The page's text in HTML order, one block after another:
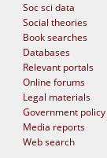
Soc sci data
Social theories
Book searches
Databases
Relevant portals
Online forums
Legal materials
Government policy
Media reports
Web search